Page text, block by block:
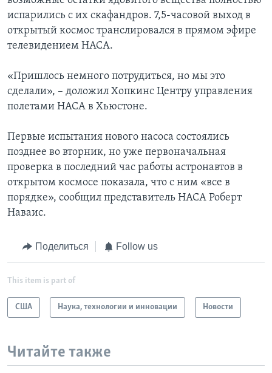
испарились с их скафандров. 7,5-часовой выход в
открытый космос транслировался в прямом эфире
телевидением НАСА.
«Пришлось немного потрудиться, но мы это
сделали», – доложил Хопкинс Центру управления
полетами НАСА в Хьюстоне.
Первые испытания нового насоса состоялись
позднее во вторник, но уже первоначальная
проверка в последний час работы астронавтов в
открытом космосе показала, что с ним «все в
порядке», сообщил представитель НАСА Роберт
Наваис.
Поделиться Follow us
This item is part of
США Наука, технологии и инновации Новости
Читайте также